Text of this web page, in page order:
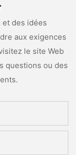
des idées
aux exigences
le site Web
questions ou des